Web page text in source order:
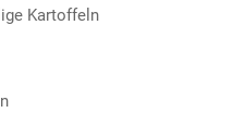
Kartoffeln